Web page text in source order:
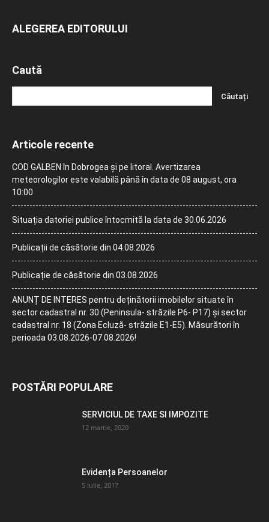
ALEGEREA EDITORULUI
Caută
Articole recente
COD GALBEN în Dobrogea și pe litoral. Avertizarea
meteorologilor este valabilă până în data de 08 august, ora
10:00
Situația datoriei publice întocmită la data de 30.06.2026
Publicații de căsătorie din 04.08.2026
Publicație de căsătorie din 03.08.2026
ANUNȚ DE INTERES pentru deținătorii imobilelor situate în
sector cadastral nr. 30 (Peninsula- străzile P6- P17) și sector
cadastral nr. 18 (Zona Ecluză- străzile E1-E5). Măsurători în
perioada 03.08.2026-07.08.2026!
POSTĂRI POPULARE
SERVICIUL DE TAXE SI IMPOZITE
12 martie, 2020
Evidența Persoanelor
5 iulie, 2017